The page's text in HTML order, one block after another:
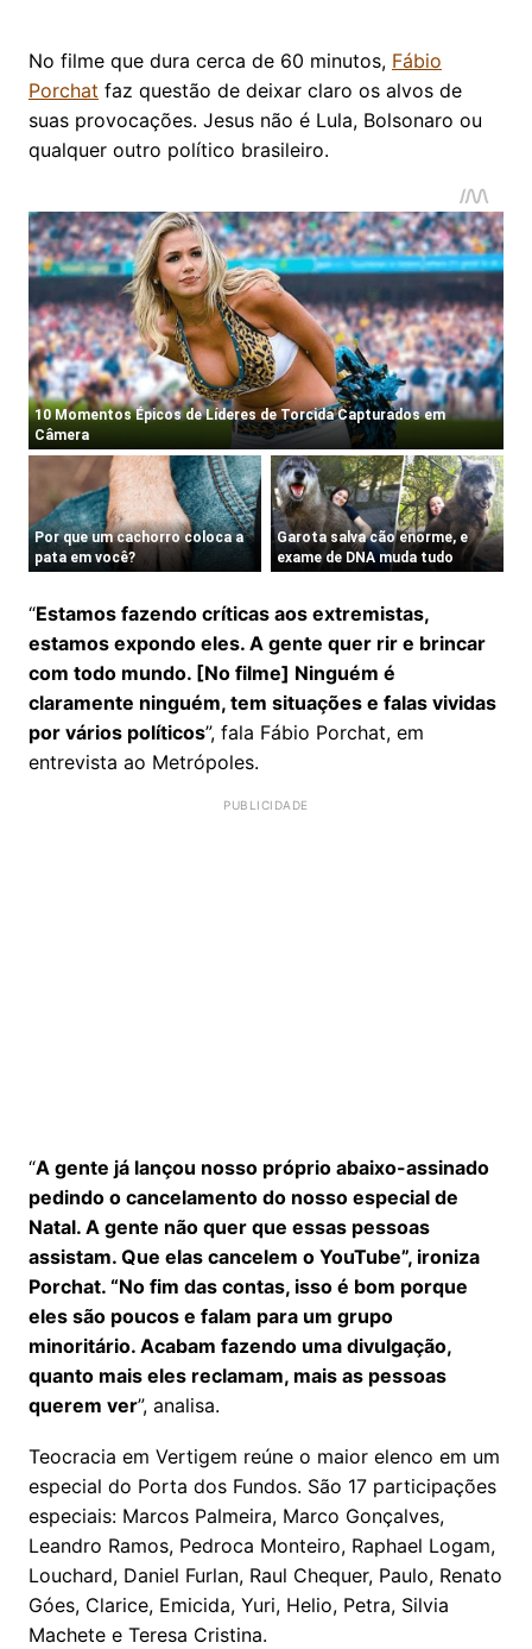
No filme que dura cerca de 60 minutos, Fábio
Porchat faz questão de deixar claro os alvos de
suas provocações. Jesus não é Lula, Bolsonaro ou
qualquer outro político brasileiro.
“Estamos fazendo críticas aos extremistas,
estamos expondo eles. A gente quer rir e brincar
com todo mundo. [No filme] Ninguém é
claramente ninguém, tem situações e falas vividas
por vários políticos”, fala Fábio Porchat, em
entrevista ao Metrópoles.
“A gente já lançou nosso próprio abaixo-assinado
pedindo o cancelamento do nosso especial de
Natal. A gente não quer que essas pessoas
assistam. Que elas cancelem o YouTube”, ironiza
Porchat. “No fim das contas, isso é bom porque
eles são poucos e falam para um grupo
minoritário. Acabam fazendo uma divulgação,
quanto mais eles reclamam, mais as pessoas
querem ver”, analisa.
Teocracia em Vertigem reúne o maior elenco em um
especial do Porta dos Fundos. São 17 participações
especiais: Marcos Palmeira, Marco Gonçalves,
Leandro Ramos, Pedroca Monteiro, Raphael Logam,
Louchard, Daniel Furlan, Raul Chequer, Paulo, Renato
Góes, Clarice, Emicida, Yuri, Helio, Petra, Silvia
Machete e Teresa Cristina.